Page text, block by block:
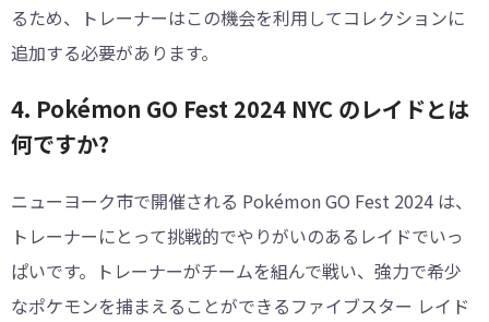
プー
ルサ
イド
ナ
るため、トレーナーはこの機会を利用してコレクションに
追加する必要があります。
4. Pokémon GO Fest 2024 NYC のレイドとは
何ですか?
ニューヨーク市で開催される Pokémon GO Fest 2024 は、
トレーナーにとって挑戦的でやりがいのあるレイドでいっ
ぱいです。トレーナーがチームを組んで戦い、強力で希少
なポケモンを捕まえることができるファイブスター レイド